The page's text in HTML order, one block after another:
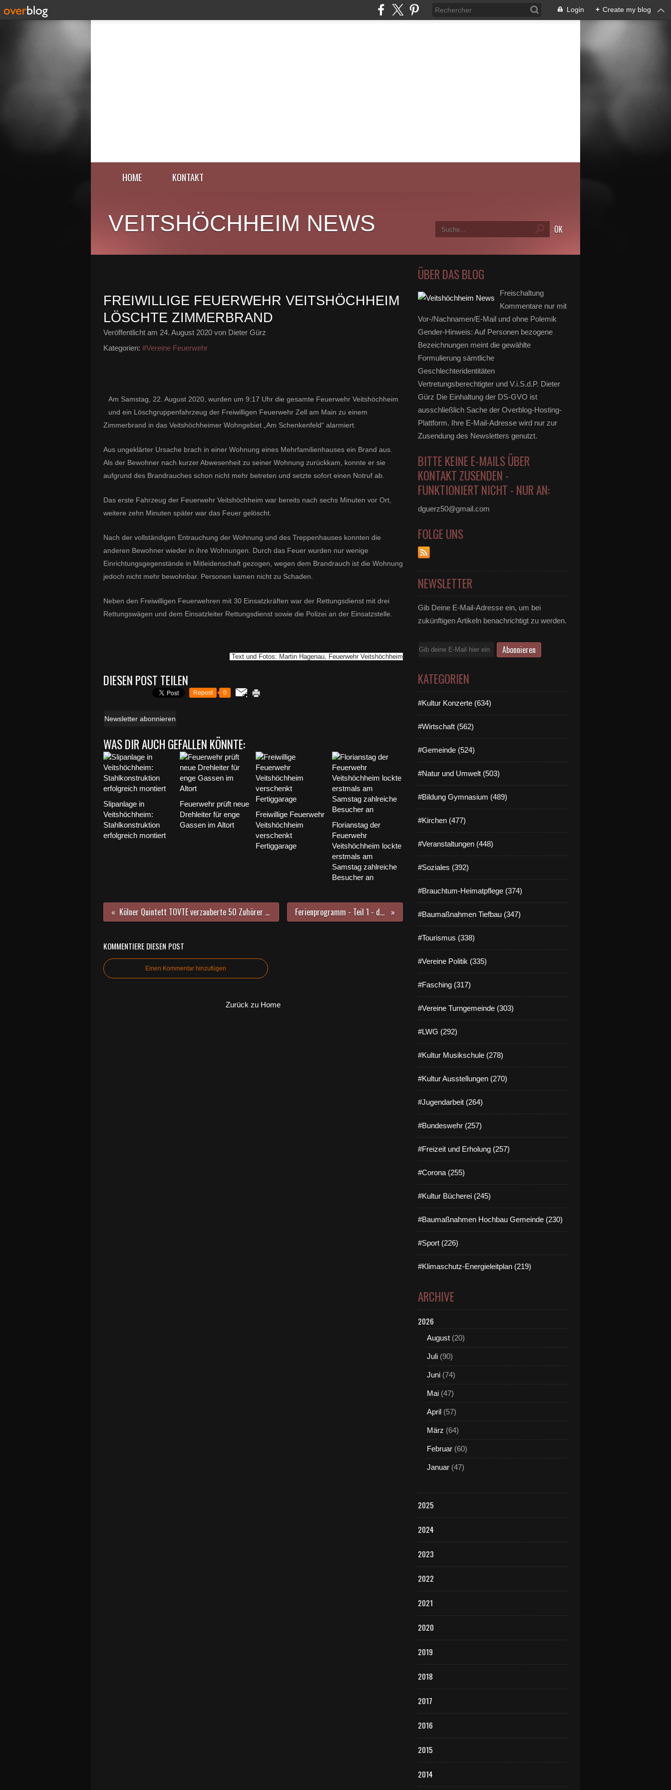
Login + Create my blog
HOME KONTAKT
VEITSHÖCHHEIM NEWS
FREIWILLIGE FEUERWEHR VEITSHÖCHHEIM
LÖSCHTE ZIMMERBRAND
Veröffentlicht am 24. August 2020 von Dieter Gürz
Kategorien: #Vereine Feuerwehr
Am Samstag, 22. August 2020, wurden um 9:17 Uhr die gesamte Feuerwehr Veitshöchheim
und ein Löschgruppenfahrzeug der Freiwilligen Feuerwehr Zell am Main zu einem
Zimmerbrand in das Veitshöchheimer Wohngebiet „Am Schenkenfeld“ alarmiert.
Aus ungeklärter Ursache brach in einer Wohnung eines Mehrfamilienhauses ein Brand aus.
Als der Bewohner nach kurzer Abwesenheit zu seiner Wohnung zurückkam, konnte er sie
aufgrund des Brandrauches schon nicht mehr betreten und setzte sofort einen Notruf ab.
Das erste Fahrzeug der Feuerwehr Veitshöchheim war bereits nach sechs Minuten vor Ort,
weitere zehn Minuten später war das Feuer gelöscht.
Nach der vollständigen Entrauchung der Wohnung und des Treppenhauses konnten die
anderen Bewohner wieder in ihre Wohnungen. Durch das Feuer wurden nur wenige
Einrichtungsgegenstände in Mitleidenschaft gezogen, wegen dem Brandrauch ist die Wohnung
jedoch nicht mehr bewohnbar. Personen kamen nicht zu Schaden.
Neben den Freiwilligen Feuerwehren mit 30 Einsatzkräften war der Rettungsdienst mit drei
Rettungswägen und dem Einsatzleiter Rettungsdienst sowie die Polizei an der Einsatzstelle.
Text und Fotos: Martin Hagenau, Feuerwehr Veitshöchheim
DIESEN POST TEILEN
Repost 0
Newsletter abonnieren
WAS DIR AUCH GEFALLEN KÖNNTE:
Slipanlage in
Veitshöchheim:
Stahlkonstruktion
erfolgreich montiert
Feuerwehr prüft neue
Drehleiter für enge
Gassen im Altort
Freiwillige Feuerwehr
Veitshöchheim
verschenkt
Fertiggarage
Florianstag der
Feuerwehr
Veitshöchheim lockte
erstmals am
Samstag zahlreiche
Besucher an
Kölner Quintett TOVTE verzauberte 50 Zuhörer beim 4. Veitshöchheimer Sommerkonzert mit Klezmer- und Tangoklängen Ferienprogramm - Teil 1 - der U.W.G mit dem Mountainbike am 22.08.2020
KOMMENTIERE DIESEN POST
Einen Kommentar hinzufügen
Zurück zu Home
ÜBER DAS BLOG
Freischaltung
Kommentare nur mit
Vor-/Nachnamen/E-Mail und ohne Polemik
Gender-Hinweis: Auf Personen bezogene
Bezeichnungen meint die gewählte
Formulierung sämtliche
Geschlechteridentitäten
Vertretungsberechtigter und V.i.S.d.P. Dieter
Gürz Die Einhaltung der DS-GVO ist
ausschließlich Sache der Overblog-Hosting-
Plattform. Ihre E-Mail-Adresse wird nur zur
Zusendung des Newsletters genutzt.
BITTE KEINE E-MAILS ÜBER
KONTAKT ZUSENDEN -
FUNKTIONIERT NICHT - NUR AN:
dguerz50@gmail.com
FOLGE UNS
NEWSLETTER
Gib Deine E-Mail-Adresse ein, um bei
zukünftigen Artikeln benachrichtigt zu werden.
E-
KATEGORIEN
#Kultur Konzerte (634)
#Wirtschaft (562)
#Gemeinde (524)
#Natur und Umwelt (503)
#Bildung Gymnasium (489)
#Kirchen (477)
#Veranstaltungen (448)
#Soziales (392)
#Brauchtum-Heimatpflege (374)
#Baumaßnahmen Tiefbau (347)
#Tourismus (338)
#Vereine Politik (335)
#Fasching (317)
#Vereine Turngemeinde (303)
#LWG (292)
#Kultur Musikschule (278)
#Kultur Ausstellungen (270)
#Jugendarbeit (264)
#Bundeswehr (257)
#Freizeit und Erholung (257)
#Corona (255)
#Kultur Bücherei (245)
#Baumaßnahmen Hochbau Gemeinde (230)
#Sport (226)
#Klimaschutz-Energieleitplan (219)
ARCHIVE
2026
August (20)
Juli (90)
Juni (74)
Mai (47)
April (57)
März (64)
Februar (60)
Januar (47)
2025
2024
2023
2022
2021
2020
2019
2018
2017
2016
2015
2014